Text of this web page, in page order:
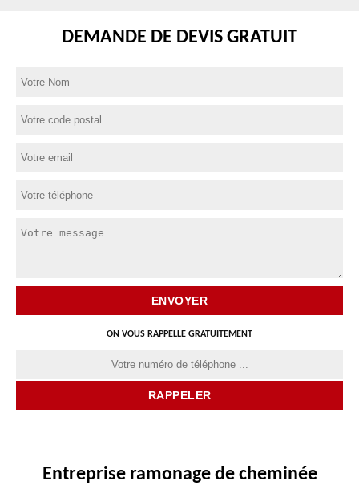
DEMANDE DE DEVIS GRATUIT
ON VOUS RAPPELLE GRATUITEMENT
Entreprise ramonage de cheminée